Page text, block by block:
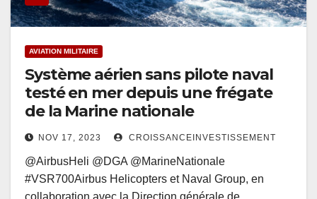
AVIATION MILITAIRE
Système aérien sans pilote naval
testé en mer depuis une frégate
de la Marine nationale
NOV 17, 2023 CROISSANCEINVESTISSEMENT
@AirbusHeli @DGA @MarineNationale
#VSR700Airbus Helicopters et Naval Group, en